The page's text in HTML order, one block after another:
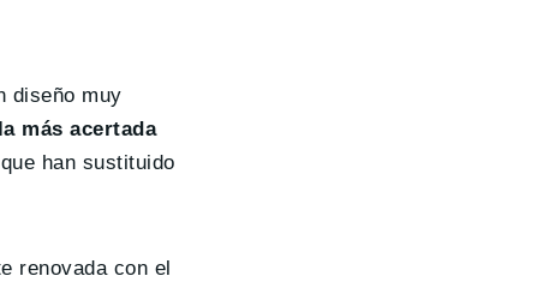
diseño muy
más acertada
han sustituido
renovada con el